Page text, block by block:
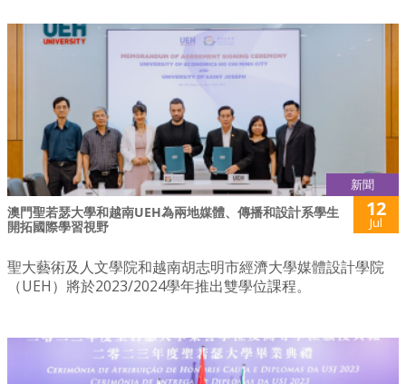
新聞
澳門聖若瑟大學和越南UEH為兩地媒體、傳播和設計系學生
開拓國際學習視野
12
Jul
聖大藝術及人文學院和越南胡志明市經濟大學媒體設計學院
（UEH）將於2023/2024學年推出雙學位課程。